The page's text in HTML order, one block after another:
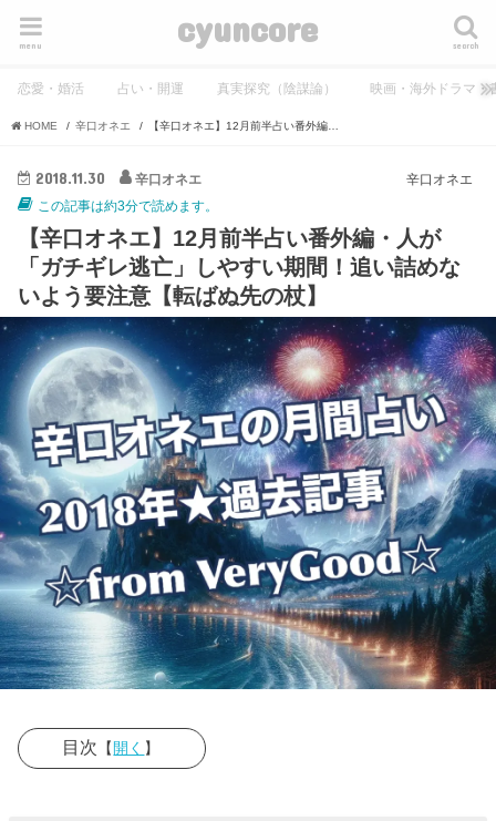
cyuncore search
menu
恋愛・婚活 占い・開運 真実探究（陰謀論） 映画・海外ドラマ・
HOME 辛口オネエ
辛口オネエ
2018.11.30
辛口オネエ
この記事は約3分で読めます。
【辛口オネエ】12月前半占い番外編・人が
「ガチギレ逃亡」しやすい期間！追い詰めな
いよう要注意【転ばぬ先の杖】
目次 【開く 】